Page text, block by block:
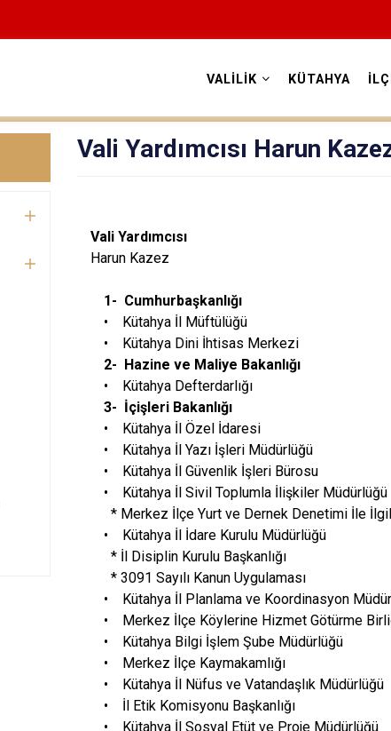
VALİLİK KÜTAHYA
Vali Yardımcısı Harun
Vali Yardımcısı
Harun Kazez
1- Cumhurbaşkanlığı
• Kütahya İl Müftülüğü
• Kütahya Dini İhtisas Merkezi
2- Hazine ve Maliye Bakanlığı
• Kütahya Defterdarlığı
3- İçişleri Bakanlığı
• Kütahya İl Özel İdaresi
• Kütahya İl Yazı İşleri Müdürlüğü
• Kütahya İl Güvenlik İşleri Bürosu
• Kütahya İl Sivil Toplumla İlişkiler Müdürlüğü
* Merkez İlçe Yurt ve Dernek Denetimi İle
• Kütahya İl İdare Kurulu Müdürlüğü
* İl Disiplin Kurulu Başkanlığı
* 3091 Sayılı Kanun Uygulaması
• Kütahya İl Planlama ve Koordinasyon
• Merkez İlçe Köylerine Hizmet Götürme
• Kütahya Bilgi İşlem Şube Müdürlüğü
• Merkez İlçe Kaymakamlığı
• Kütahya İl Nüfus ve Vatandaşlık Müdürlüğü
• İl Etik Komisyonu Başkanlığı
• Kütahya İl Sosyal Etüt ve Proje Müdürlüğü